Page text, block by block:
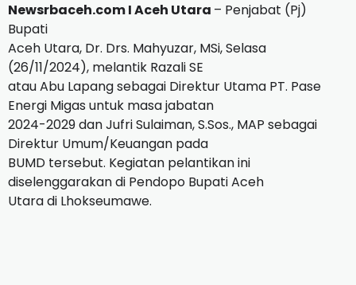
Newsrbaceh.com I Aceh Utara – Penjabat (Pj)
Bupati
Aceh Utara, Dr. Drs. Mahyuzar, MSi, Selasa
(26/11/2024), melantik Razali SE
atau Abu Lapang sebagai Direktur Utama PT. Pase
Energi Migas untuk masa jabatan
2024-2029 dan Jufri Sulaiman, S.Sos., MAP sebagai
Direktur Umum/Keuangan pada
BUMD tersebut. Kegiatan pelantikan ini
diselenggarakan di Pendopo Bupati Aceh
Utara di Lhokseumawe.